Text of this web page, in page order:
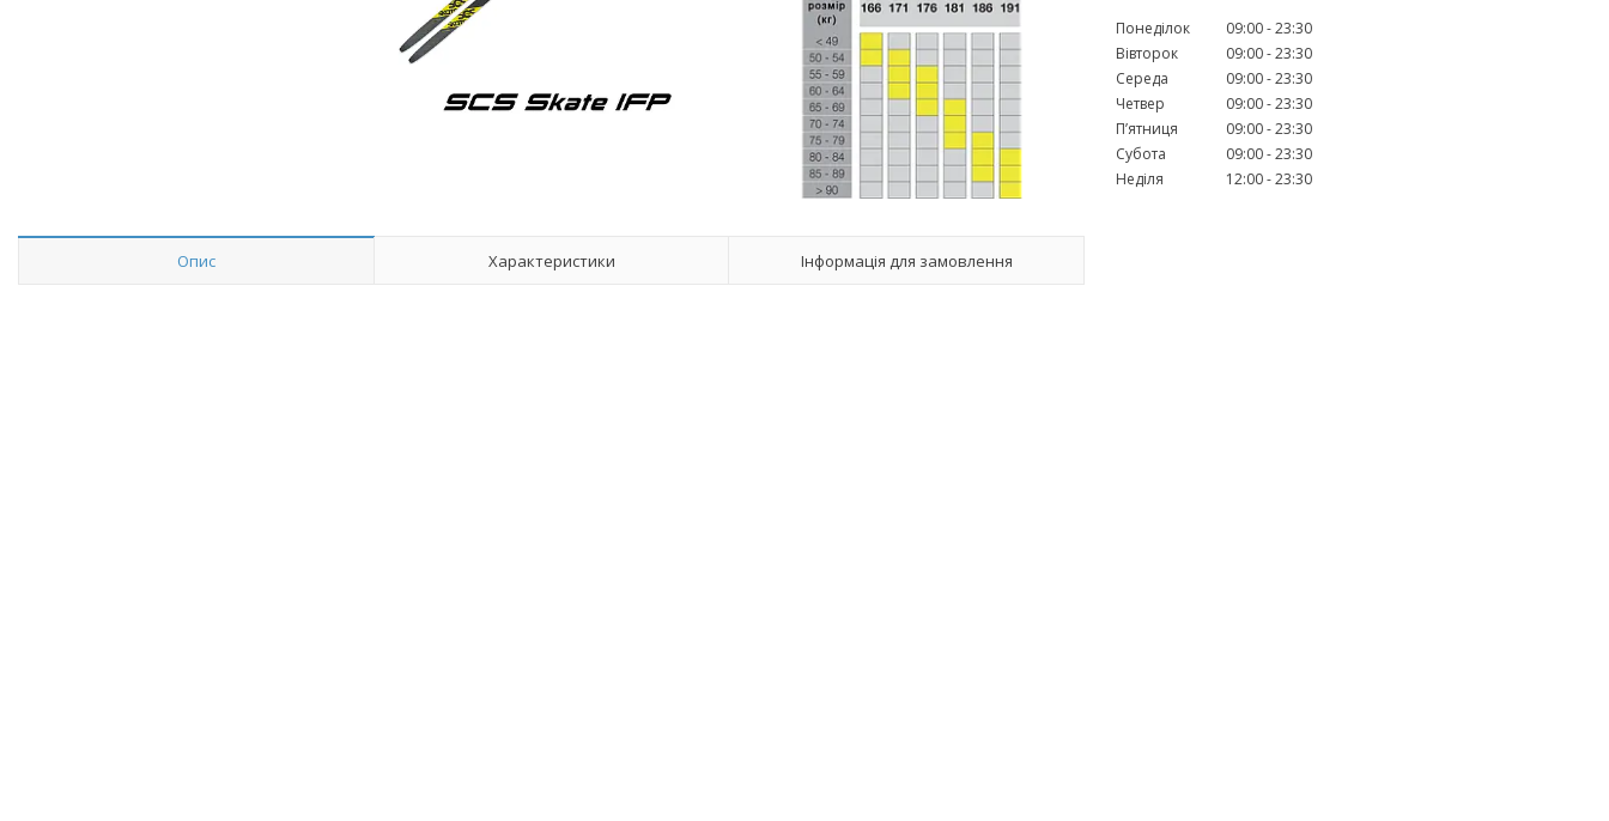
Опис Характеристики Інформація для замовлення
Понеділок 09:00 23:30
Вівторок
09:00 23:30
Середа
09:00 23:30
Четвер
09:00 23:30
Пʼятниця
09:00 23:30
Субота
09:00 23:30
Неділя
12:00 23:30